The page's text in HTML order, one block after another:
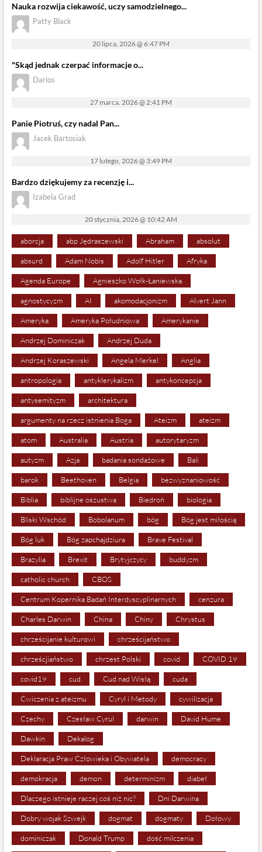
Nauka rozwija ciekawość, uczy samodzielnego...
Patty Black
20 lipca, 2026 @ 6:47 PM
"Skąd jednak czerpać informacje o...
Darios
27 marca, 2026 @ 2:41 PM
Panie Piotruś, czy nadal Pan...
Jacek Bartosiak
17 lutego, 2026 @ 3:49 PM
Bardzo dziękujemy za recenzję i...
Izabela Grad
20 stycznia, 2026 @ 10:42 AM
aborcja abp Jędraszewski Abraham absolut
absurd Adam Nobis Adolf Hitler Afryka
Agenda Europe Agnieszko Wołk-Łaniewska
agnostycyzm AI akomodacjonizm Alvert Jann
Ameryka Ameryka Południowa Amerykanie
Andrzej Dominiczak Andrzej Duda
Andrzej Koraszewski Angela Merkel Anglia
antropologia antyklerykalizm antykoncepcja
antysemityzm architektura
argumenty na rzecz istnienia Boga Ateizm ateizm
atom Australia Austria autorytaryzm
autyzm Azja badania sondażowe Bali
barok Beethoven Belgia bezwyznaniowość
Biblia biblijne oszustwa Biedroń biologia
Bliski Wschód Bobolanum bóg Bóg jest miłością
Bóg luk Bóg zapchajdziura Brave Festival
Brazylia Brexit Brytyjczycy buddyzm
catholic church CBOS
Centrum Kopernika Badań Interdyscyplinarnych cenzura
Charles Darwin China Chiny Chrystus
chrześcijanie kulturowi chrześcijaństwo
chrześcjiaństwo chrzest Polski covid COVID 19
covid19 cud Cud nad Wisłą cuda
Ćwiczenia z ateizmu Cyryl i Metody cywilizacja
Czechy Czesław Cyrul darwin David Hume
Dawkin Dekalog
Deklaracja Praw Człowieka i Obywatela democracy
demokracja demon determinizm diabeł
Dlaczego istnieje raczej coś niż nic? Dni Darwina
Dobry wojak Szwejk dogmat dogmaty Dołowy
dominiczak Donald Trump dość milczenia